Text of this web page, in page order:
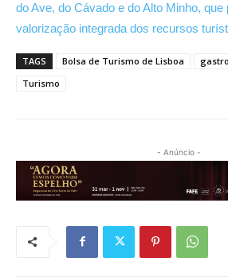
do Ave, do Cávado e do Alto Minho, que
valorização integrada dos recursos
TAGS Bolsa de Turismo de Lisboa
Turismo
- Anúncio -